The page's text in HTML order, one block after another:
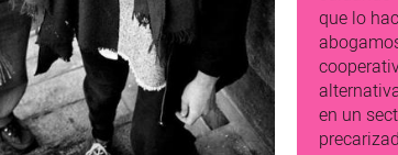
que lo
en un